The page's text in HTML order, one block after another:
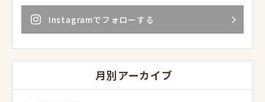
Instagramでフォローする
月別アーカイブ